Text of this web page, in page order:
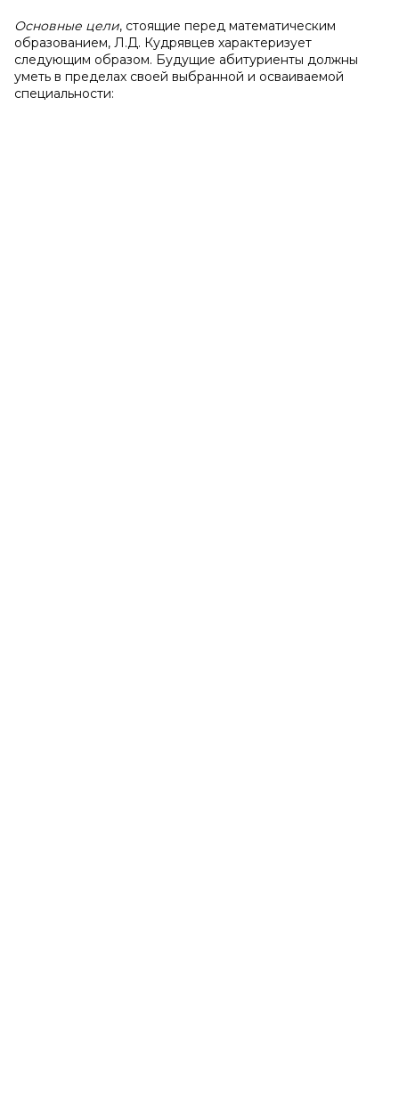
Основные цели, стоящие перед математическим
образованием, Л.Д. Кудрявцев характеризует
следующим образом. Будущие абитуриенты должны
уметь в пределах своей выбранной и осваиваемой
специальности: